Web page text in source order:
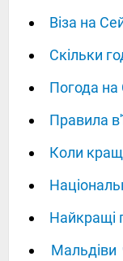
Віза на
Скільки
Погода
Правила
Коли
Найкращі